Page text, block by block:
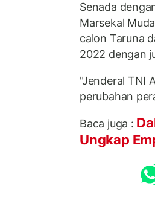
Senada
Marsekal
calon Taruna
2022 dengan
"Jenderal TNI
perubahan
Baca juga :
Ungkap